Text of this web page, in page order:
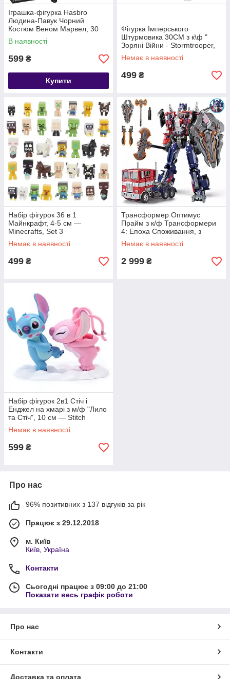
Іграшка-фігурка Hasbro
Людина-Павук Чорний
Костюм Веном Марвел, 30
см — Black Spider-Man,
Marvel, Titan Hero Series
В наявності
599 ₴
Купити
Фігурка Імперського
Штурмовика 30СМ з к\ф "
Зоряні Війни - Stormtrooper,
Star Wars, Hasbro
Немає в наявності
499 ₴
Набір фігурок 36 в 1
Майнкрафт, 4-5 см —
Minecrafts, Set 3
Немає в наявності
499 ₴
Трансформер Оптимус
Прайм з к/ф Трансформери
4: Епоха Споживання, з
набором аксесуарів, 29 см —
Optimus Prime
Немає в наявності
2 999 ₴
Набір фігурок 2в1 Стіч і
Енджел на хмарі з м/ф "Лило
та Стіч", 10 см — Stitch
Немає в наявності
599 ₴
Про нас
96% позитивних з 137 відгуків за рік
Працює з 29.12.2018
м. Київ
Київ, Україна
Контакти
Сьогодні працює з 09:00 до 21:00
Показати весь графік роботи
Про нас
Контакти
Доставка та оплата